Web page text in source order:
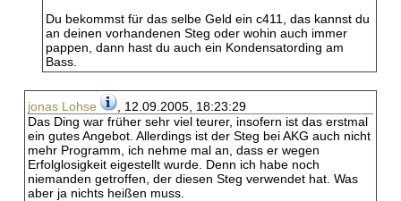
Du bekommst für das selbe Geld ein c411, das kannst du
an deinen vorhandenen Steg oder wohin auch immer
pappen, dann hast du auch ein Kondensatording am
Bass.
jonas Lohse
, 12.09.2005, 18:23:29
Das Ding war früher sehr viel teurer, insofern ist das erstmal
ein gutes Angebot. Allerdings ist der Steg bei AKG auch nicht
mehr Programm, ich nehme mal an, dass er wegen
Erfolglosigkeit eigestellt wurde. Denn ich habe noch
niemanden getroffen, der diesen Steg verwendet hat. Was
aber ja nichts heißen muss.